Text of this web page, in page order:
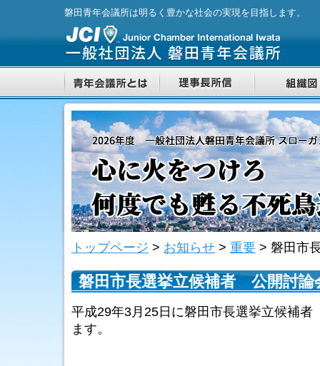
磐田青年会議所は明るく豊かな社会の実現を目指します。
トップページ > お知らせ > 重要 > 磐田市
磐田市長選挙立候補者 公開討論
平成29年3月25日に磐田市長選挙立候補
ます。